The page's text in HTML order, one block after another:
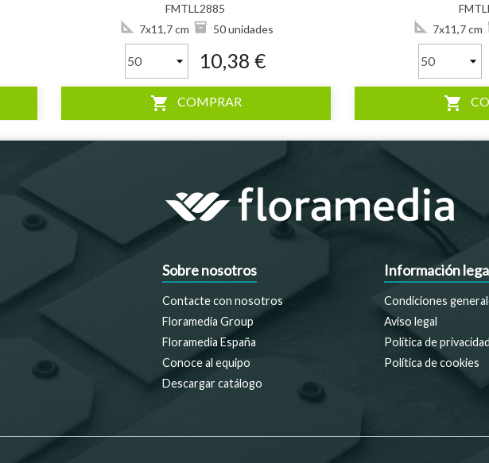
FMTLL2885
7x11,7 cm
50 unidades
10,38 €
shopping_cart COMPRAR
7x11,7 cm
shopping_cart
Sobre nosotros
Contacte con nosotros
Floramedia Group
Floramedia España
Conoce al equipo
Descargar catálogo
Información
Condiciones
Aviso legal
Política de privacidad
Política de cookies